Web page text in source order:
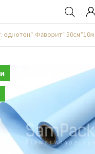
однотон." Фаворит"